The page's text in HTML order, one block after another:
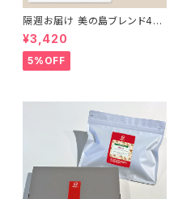
隔週お届け 美の島ブレンド40
0g【挽いた豆】（200g×2袋）
¥3,420
5%OFF